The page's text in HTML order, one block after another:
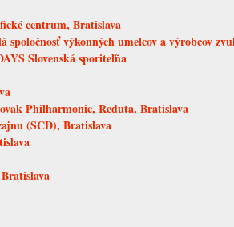
centrum, Bratislava
spoločnosť výkonných umelcov a výrobcov
Slovenská sporiteľňa
Philharmonic, Reduta, Bratislava
(SCD), Bratislava